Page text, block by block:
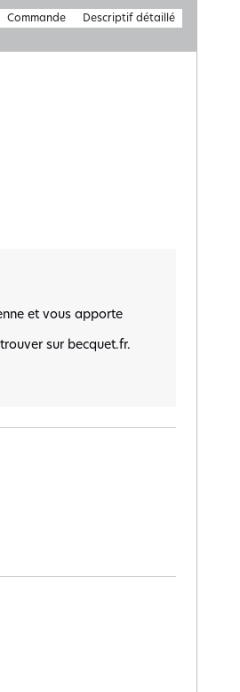
Commande Descriptif détaillé
et vous apporte
sur becquet.fr.